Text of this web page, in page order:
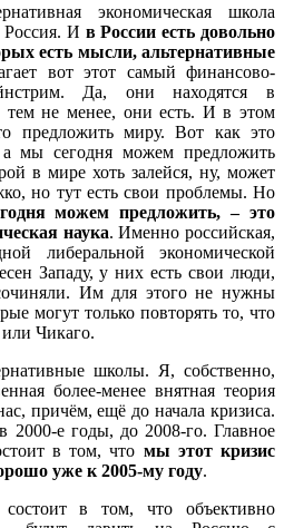
экономическая школа
Россия. И в России есть довольно
есть мысли, альтернативные
вот этот самый финансово-
Да, они находятся в
тем не менее, они есть. И в этом
предложить миру. Вот как это
а мы сегодня можем предложить
в мире хоть залейся, ну, может
но тут есть свои проблемы. Но
можем предложить, ‒ это
наука. Именно российская,
либеральной экономической
Западу, у них есть свои люди,
Им для этого не нужны
могут только повторять то, что
Чикаго.
школы. Я, собственно,
более-менее внятная теория
причëм, ещë до начала кризиса.
2000-е годы, до 2008-го. Главное
в том, что мы этот кризис
уже к 2005-му году.
в том, что объективно